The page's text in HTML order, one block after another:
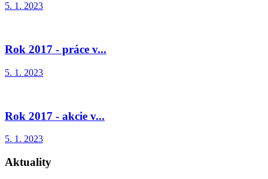
5. 1. 2023
Rok 2017 - práce v...
5. 1. 2023
Rok 2017 - akcie v...
5. 1. 2023
Aktuality